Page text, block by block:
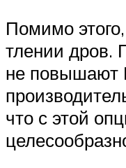
Помимо
тлении дров.
не повышают
что с этой